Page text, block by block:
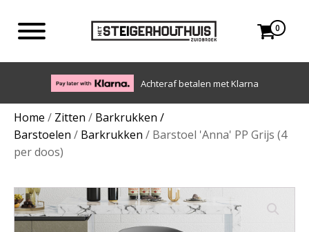
0
Eigen bezorgdienst in NL en BE. Afhalen ook mogelijk.
Home / Zitten / Barkrukken /
Barstoelen / Barkrukken / Barstoel 'Anna' PP Grijs (4
per doos)